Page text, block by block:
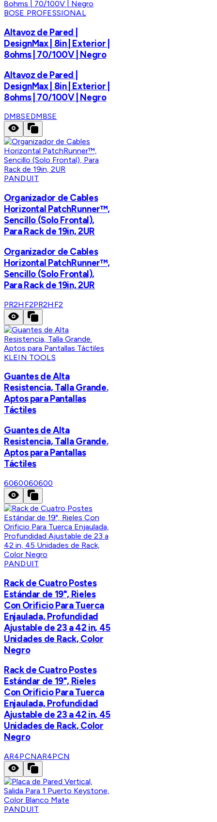
BOSE PROFESSIONAL
Altavoz de Pared |
DesignMax | 8in | Exterior |
8ohms | 70/100V | Negro
Altavoz de Pared |
DesignMax | 8in | Exterior |
8ohms | 70/100V | Negro
DM8SEDM8SE
PANDUIT
Organizador de Cables
Horizontal PatchRunner™,
Sencillo (Solo Frontal),
Para Rack de 19in, 2UR
Organizador de Cables
Horizontal PatchRunner™,
Sencillo (Solo Frontal),
Para Rack de 19in, 2UR
PR2HF2PR2HF2
KLEIN TOOLS
Guantes de Alta
Resistencia, Talla Grande.
Aptos para Pantallas
Táctiles
Guantes de Alta
Resistencia, Talla Grande.
Aptos para Pantallas
Táctiles
6060060600
PANDUIT
Rack de Cuatro Postes
Estándar de 19", Rieles
Con Orificio Para Tuerca
Enjaulada, Profundidad
Ajustable de 23 a 42 in, 45
Unidades de Rack, Color
Negro
Rack de Cuatro Postes
Estándar de 19", Rieles
Con Orificio Para Tuerca
Enjaulada, Profundidad
Ajustable de 23 a 42 in, 45
Unidades de Rack, Color
Negro
AR4PCNAR4PCN
PANDUIT